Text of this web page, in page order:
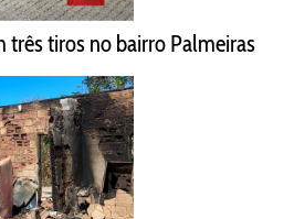
tiros no bairro Palmeiras